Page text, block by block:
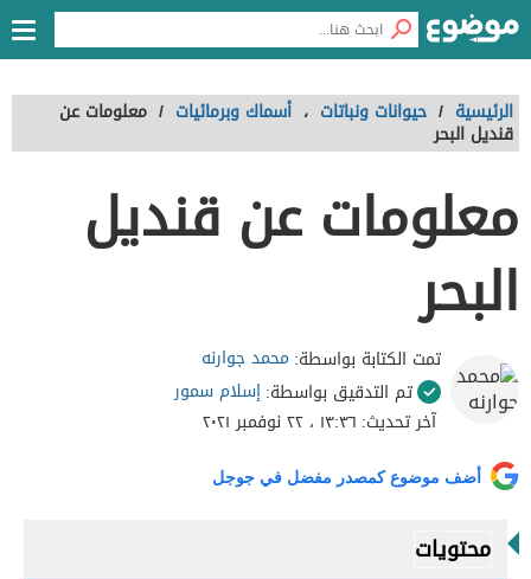
الرئيسية / حيوانات ونباتات ، أسماك وبرمائيات / معلومات عن
قنديل البحر
معلومات عن قنديل
البحر
تمت الكتابة بواسطة: محمد جوارنه
تم التدقيق بواسطة:إسلام سمور
آخر تحديث: ١٣:٣٦ ، ٢٢ نوفمبر ٢٠٢١
أضف موضوع كمصدر مفضل في جوجل
محتويات